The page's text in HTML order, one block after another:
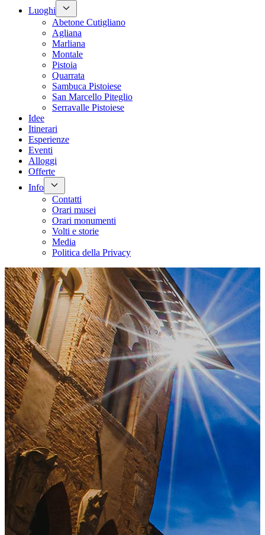
Luoghi
Abetone Cutigliano
Agliana
Marliana
Montale
Pistoia
Quarrata
Sambuca Pistoiese
San Marcello Piteglio
Serravalle Pistoiese
Idee
Itinerari
Esperienze
Eventi
Alloggi
Offerte
Info
Contatti
Orari musei
Orari monumenti
Volti e storie
Media
Politica della Privacy